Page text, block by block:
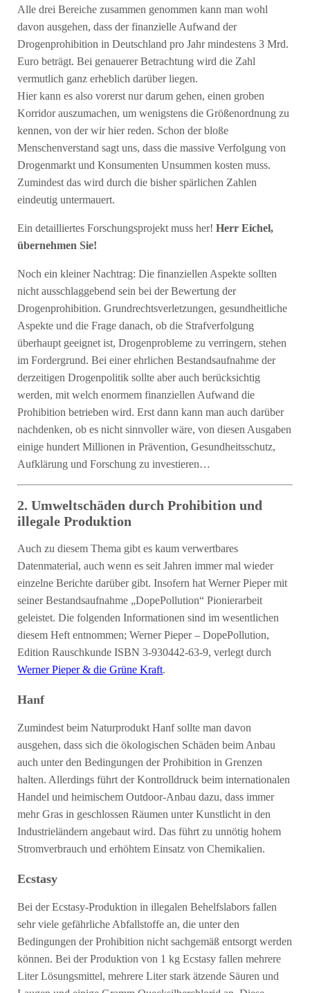
Alle drei Bereiche zusammen genommen kann man wohl
davon ausgehen, dass der finanzielle Aufwand der
Drogenprohibition in Deutschland pro Jahr mindestens 3 Mrd.
Euro beträgt. Bei genauerer Betrachtung wird die Zahl
vermutlich ganz erheblich darüber liegen.
Hier kann es also vorerst nur darum gehen, einen groben
Korridor auszumachen, um wenigstens die Größenordnung zu
kennen, von der wir hier reden. Schon der bloße
Menschenverstand sagt uns, dass die massive Verfolgung von
Drogenmarkt und Konsumenten Unsummen kosten muss.
Zumindest das wird durch die bisher spärlichen Zahlen
eindeutig untermauert.
Ein detailliertes Forschungsprojekt muss her!Herr Eichel,
übernehmen Sie!
Noch ein kleiner Nachtrag: Die finanziellen Aspekte sollten
nicht ausschlaggebend sein bei der Bewertung der
Drogenprohibition. Grundrechtsverletzungen, gesundheitliche
Aspekte und die Frage danach, ob die Strafverfolgung
überhaupt geeignet ist, Drogenprobleme zu verringern, stehen
im Fordergrund. Bei einer ehrlichen Bestandsaufnahme der
derzeitigen Drogenpolitik sollte aber auch berücksichtig
werden, mit welch enormem finanziellen Aufwand die
Prohibition betrieben wird. Erst dann kann man auch darüber
nachdenken, ob es nicht sinnvoller wäre, von diesen Ausgaben
einige hundert Millionen in Prävention, Gesundheitsschutz,
Aufklärung und Forschung zu investieren…
2. Umweltschäden durch Prohibition und
illegale Produktion
Auch zu diesem Thema gibt es kaum verwertbares
Datenmaterial, auch wenn es seit Jahren immer mal wieder
einzelne Berichte darüber gibt. Insofern hat Werner Pieper mit
seiner Bestandsaufnahme „DopePollution“ Pionierarbeit
geleistet. Die folgenden Informationen sind im wesentlichen
diesem Heft entnommen; Werner Pieper – DopePollution,
Edition Rauschkunde ISBN 3-930442-63-9, verlegt durch
Werner Pieper & die Grüne Kraft.
Hanf
Zumindest beim Naturprodukt Hanf sollte man davon
ausgehen, dass sich die ökologischen Schäden beim Anbau
auch unter den Bedingungen der Prohibition in Grenzen
halten. Allerdings führt der Kontrolldruck beim internationalen
Handel und heimischem Outdoor-Anbau dazu, dass immer
mehr Gras in geschlossen Räumen unter Kunstlicht in den
Industrieländern angebaut wird. Das führt zu unnötig hohem
Stromverbrauch und erhöhtem Einsatz von Chemikalien.
Ecstasy
Bei der Ecstasy-Produktion in illegalen Behelfslabors fallen
sehr viele gefährliche Abfallstoffe an, die unter den
Bedingungen der Prohibition nicht sachgemäß entsorgt werden
können. Bei der Produktion von 1 kg Ecstasy fallen mehrere
Liter Lösungsmittel, mehrere Liter stark ätzende Säuren und